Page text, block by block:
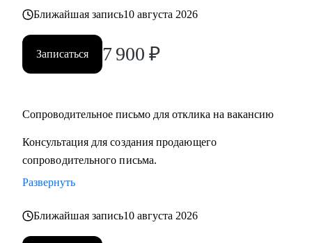
Ближайшая запись10 августа 2026
Записаться 7 900 ₽
Сопроводительное письмо для отклика на вакансию
Консультация для создания продающего
сопроводительного письма.
Развернуть
Ближайшая запись10 августа 2026